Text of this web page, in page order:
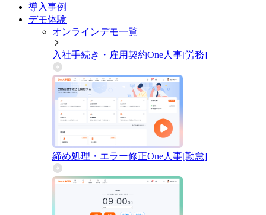
導入事例
デモ体験
オンラインデモ一覧
入社手続き・雇用契約One人事[労務]
締め処理・エラー修正One人事[勤怠]